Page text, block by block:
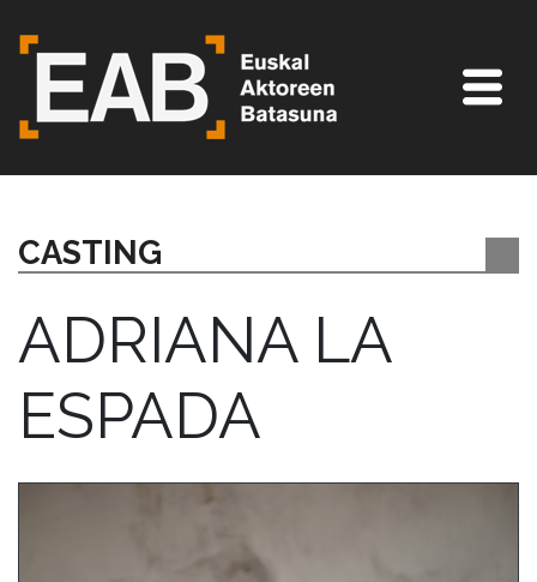
CASTING
ADRIANA LA
ESPADA